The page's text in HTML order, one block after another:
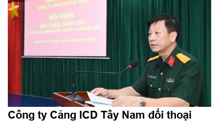
Công ty Cảng ICD Tây Nam đối thoại